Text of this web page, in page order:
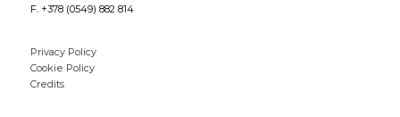
F. +378 (0549) 882 814
Privacy Policy
Cookie Policy
Credits